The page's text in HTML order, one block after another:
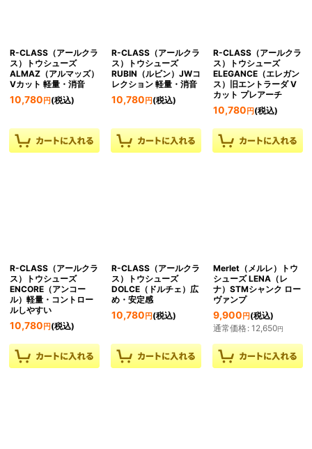
R-CLASS（アールクラ
ス）トウシューズ
ALMAZ（アルマッズ）
Vカット 軽量・消音
10,780 円 (税込)
R-CLASS（アールクラ
ス）トウシューズ
RUBIN（ルビン）JWコ
レクション 軽量・消音
10,780 円(税込)
R-CLASS（アールクラ
ス）トウシューズ
ELEGANCE（エレガン
ス）旧エントラーダ V
カット プレアーチ
10,780 円(税込)
R-CLASS（アールクラ
ス）トウシューズ
ENCORE（アンコー
ル）軽量・コントロー
ルしやすい
10,780 円 (税込)
R-CLASS（アールクラ
ス）トウシューズ
DOLCE（ドルチェ）広
め・安定感
10,780 円(税込)
Merlet（メルレ）トウ
シューズ LENA（レ
ナ）STMシャンク ロー
ヴァンプ
9,900 円(税込)
通常価格: 12,650円